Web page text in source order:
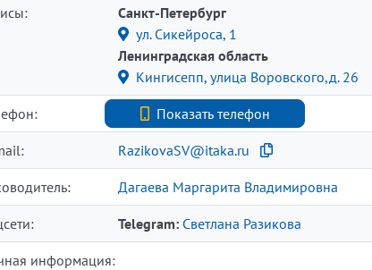
Санкт-Петербург
ул. Сикейроса, 1
Ленинградская область
Кингисепп, улица Воровского,д. 26
Показать телефон
89811776207
RazikovaSV@itaka.ru
Дагаева Маргарита Владимировна
Telegram: Светлана Разикова
информация: